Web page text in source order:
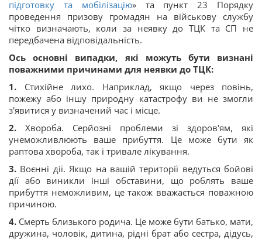
підготовку та мобілізацію» та пункт 23 Порядку
проведення призову громадян на військову службу
чітко визначають, коли за неявку до ТЦК та СП не
передбачена відповідальність.
Ось основні випадки, які можуть бути визнані
поважними причинами для неявки до ТЦК:
1. Стихійне лихо. Наприклад, якщо через повінь,
пожежу або іншу природну катастрофу ви не змогли
з'явитися у визначений час і місце.
2. Хвороба. Серйозні проблеми зі здоров'ям, які
унеможливлюють ваше прибуття. Це може бути як
раптова хвороба, так і тривале лікування.
3. Воєнні дії. Якщо на вашій території ведуться бойові
дії або виникли інші обставини, що роблять ваше
прибуття неможливим, це також вважається поважною
причиною.
4. Смерть близького родича. Це може бути батько, мати,
дружина, чоловік, дитина, рідні брат або сестра, дідусь,